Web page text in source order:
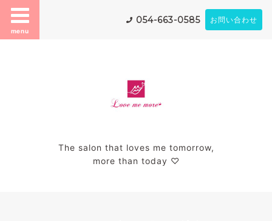
menu
054-663-0585 お問い合わせ
The salon that loves me tomorrow,
more than today ♡